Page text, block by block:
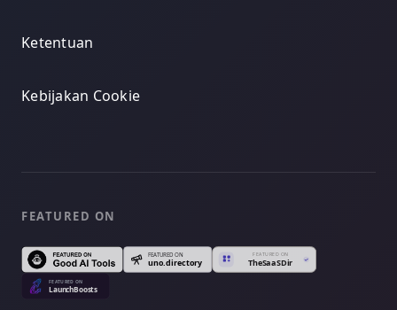
Ketentuan
Kebijakan Cookie
FEATURED ON